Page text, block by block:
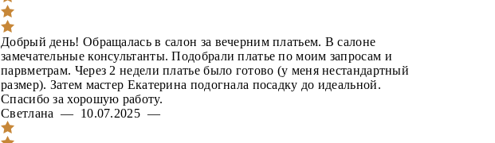
Добрый день! Обращалась в салон за вечерним платьем. В салоне
замечательные консультанты. Подобрали платье по моим запросам и
парвметрам. Через 2 недели платье было готово (у меня нестандартный
размер). Затем мастер Екатерина подогнала посадку до идеальной.
Спасибо за хорошую работу.
Светлана — 10.07.2025 —